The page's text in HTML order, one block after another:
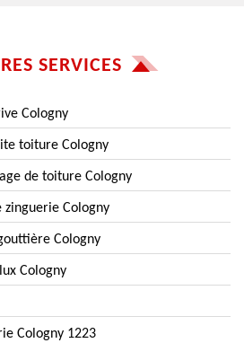
SERVICES
Cologny
toiture Cologny
de toiture Cologny
Cologny
Cologny
Cologny
Cologny 1223